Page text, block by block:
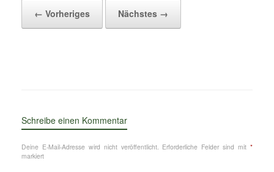
← Vorheriges Nächstes →
Schreibe einen Kommentar
Deine E-Mail-Adresse wird nicht veröffentlicht. Erforderliche Felder sind mit*
markiert